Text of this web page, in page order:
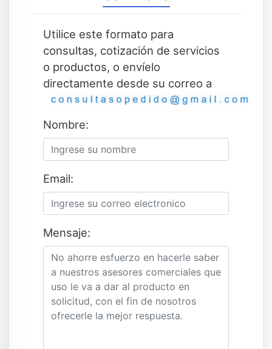
Utilice este formato para
consultas, cotización de servicios
o productos, o envíelo
directamente desde su correo a
Nombre:
Email:
Mensaje: